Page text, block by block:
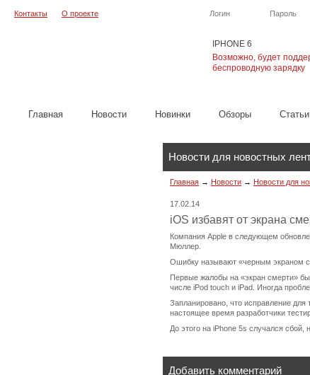
IPHONE 6
Возможно, будет
беспроводную зарядку
Логин Пароль
Контакты О проекте
Главная Новости Новинки Обзоры Cтатьи
Новости для новостных
Главная → Новости → Новости для
17.02.14
iOS избавят от экрана
Компания Apple в следующем
Мюллер.
Ошибку называют «черным экраном
Первые жалобы на «экран смерти»
числе iPod touch и iPad. Иногда
Запланировано, что исправление
настоящее время разработчики
До этого на iPhone 5s случался
Добавить комментарий